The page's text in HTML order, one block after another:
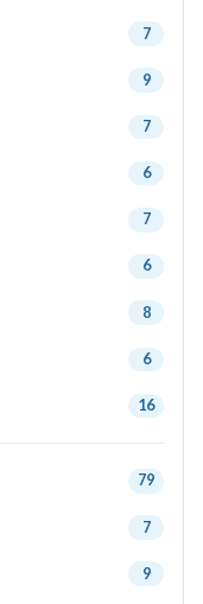
7
9
7
6
7
6
8
6
16
79
7
9